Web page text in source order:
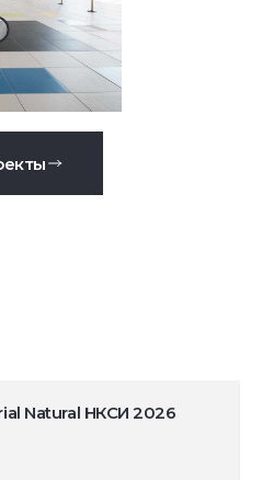
Natural НКСИ 2026